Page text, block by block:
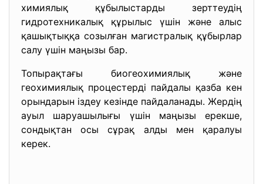
химиялық құбылыстарды зерттеудің
гидротехникалық құрылыс үшін және алыс
қашықтыққа созылған магистралық құбырлар
салу үшін маңызы бар.
Топырақтағы биогеохимиялық және
геохимиялық процестерді пайдалы қазба кен
орындарын іздеу кезінде пайдаланады. Жердің
ауыл шаруашылығы үшін маңызы ерекше,
сондықтан осы сұрақ алды мен қаралуы
керек.